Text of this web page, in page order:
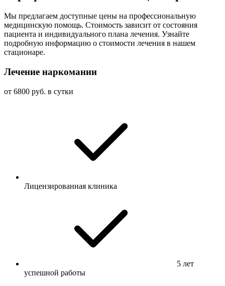
Мы предлагаем доступные цены на профессиональную
медицинскую помощь. Стоимость зависит от состояния
пациента и индивидуального плана лечения. Узнайте
подробную информацию о стоимости лечения в нашем
стационаре.
Лечение наркомании
от 6800 руб. в сутки
Лицензированная клиника
5 лет
успешной работы